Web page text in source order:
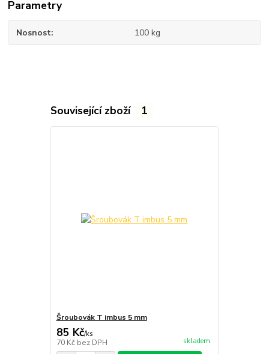
Parametry
Nosnost 100 kg
Související zboží 1
Šroubovák T imbus 5 mm
85 Kč/ks
70 Kč bez DPH skladem